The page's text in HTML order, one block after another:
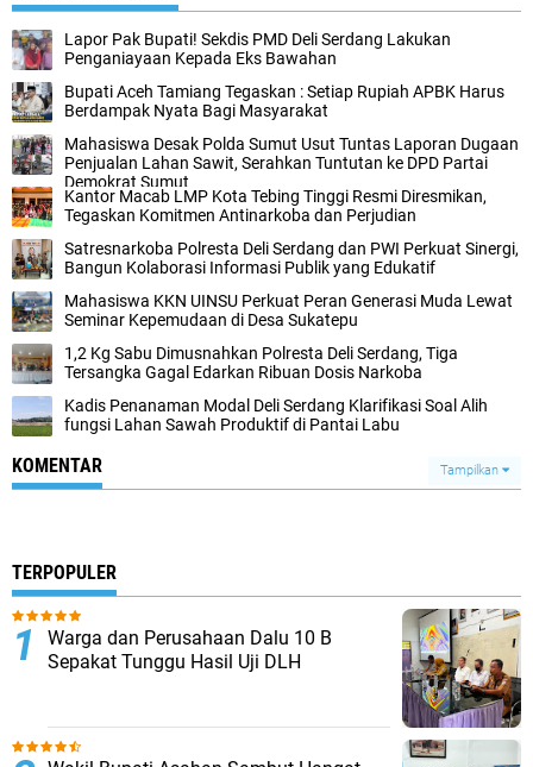
Lapor Pak Bupati! Sekdis PMD Deli Serdang Lakukan
Penganiayaan Kepada Eks Bawahan ‎
Bupati Aceh Tamiang Tegaskan : Setiap Rupiah APBK Harus
Berdampak Nyata Bagi Masyarakat
Mahasiswa Desak Polda Sumut Usut Tuntas Laporan Dugaan
Penjualan Lahan Sawit, Serahkan Tuntutan ke DPD Partai
Demokrat Sumut
Kantor Macab LMP Kota Tebing Tinggi Resmi Diresmikan,
Tegaskan Komitmen Antinarkoba dan Perjudian
Satresnarkoba Polresta Deli Serdang dan PWI Perkuat Sinergi,
Bangun Kolaborasi Informasi Publik yang Edukatif
Mahasiswa KKN UINSU Perkuat Peran Generasi Muda Lewat
Seminar Kepemudaan di Desa Sukatepu
1,2 Kg Sabu Dimusnahkan Polresta Deli Serdang, Tiga
Tersangka Gagal Edarkan Ribuan Dosis Narkoba
Kadis Penanaman Modal Deli Serdang Klarifikasi Soal Alih
fungsi Lahan Sawah Produktif di Pantai Labu
KOMENTAR Tampilkan
TERPOPULER
Warga dan Perusahaan Dalu 10 B
Sepakat Tunggu Hasil Uji DLH